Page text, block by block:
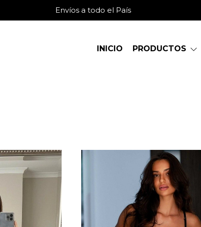
Envíos a todo el País
INICIO PRODUCTOS